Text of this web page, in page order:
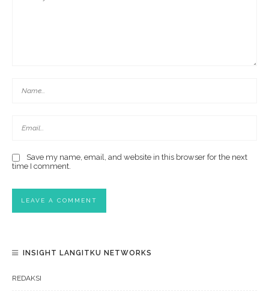
Save my name, email, and website in this browser for the next
time I comment.
INSIGHT LANGITKU NETWORKS
REDAKSI